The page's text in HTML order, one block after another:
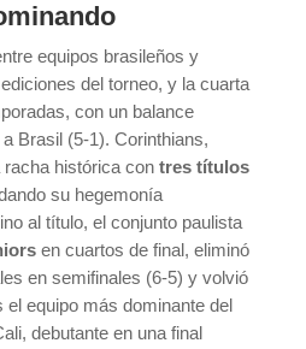
equipos brasileños y
del torneo, y la cuarta
con un balance
Brasil (5-1). Corinthians,
histórica con tres títulos
su hegemonía
al título, el conjunto paulista
en cuartos de final, eliminó
en semifinales (6-5) y volvió
equipo más dominante del
debutante en una final